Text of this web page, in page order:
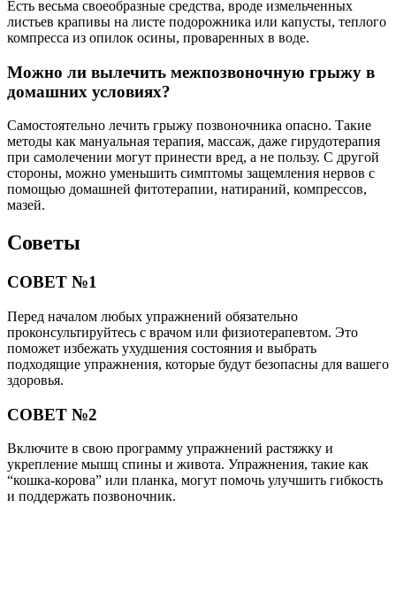
Есть весьма своеобразные средства, вроде измельченных
листьев крапивы на листе подорожника или капусты, теплого
компресса из опилок осины, проваренных в воде.
Можно ли вылечить межпозвоночную грыжу в
домашних условиях?
Самостоятельно лечить грыжу позвоночника опасно. Такие
методы как мануальная терапия, массаж, даже гирудотерапия
при самолечении могут принести вред, а не пользу. С другой
стороны, можно уменьшить симптомы защемления нервов с
помощью домашней фитотерапии, натираний, компрессов,
мазей.
Советы
СОВЕТ №1
Перед началом любых упражнений обязательно
проконсультируйтесь с врачом или физиотерапевтом. Это
поможет избежать ухудшения состояния и выбрать
подходящие упражнения, которые будут безопасны для вашего
здоровья.
СОВЕТ №2
Включите в свою программу упражнений растяжку и
укрепление мышц спины и живота. Упражнения, такие как
“кошка-корова” или планка, могут помочь улучшить гибкость
и поддержать позвоночник.